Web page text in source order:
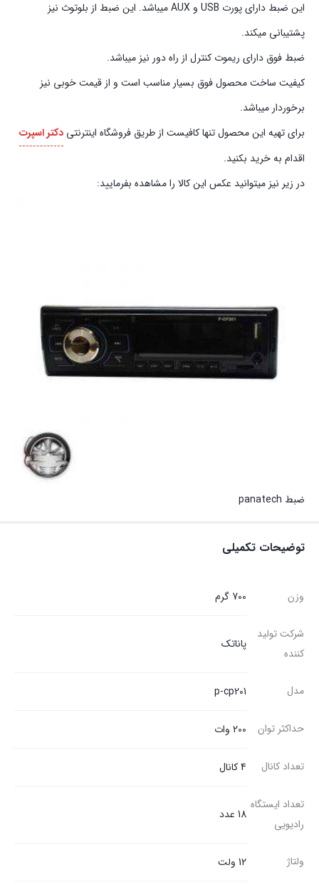
این ضبط دارای پورت USB و AUX میباشد. این ضبط از بلوتوث نیز
پشتیبانی میکند.
ضبط فوق دارای ریموت کنترل از راه دور نیز میباشد.
کیفیت ساخت محصول فوق بسیار مناسب است و از قیمت خوبی نیز
برخوردار میباشد.
برای تهیه این محصول تنها کافیست از طریق فروشگاه اینترنتی دکتر اسپرت
اقدام به خرید بکنید.
در زیر نیز میتوانید عکس این کالا را مشاهده بفرمایید:
ضبط panatech
توضیحات تکمیلی
وزن 700 گرم
شرکت تولید
کننده
پاناتک
مدل p-cp201
حداکثر توان 200 وات
تعداد کانال 4 کانال
تعداد ایستگاه
رادیویی
18 عدد
ولتاژ 12 ولت